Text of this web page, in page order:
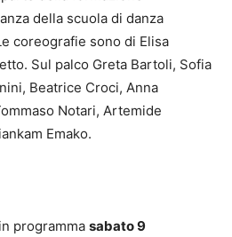
della scuola di danza
coreografie sono di Elisa
Sul palco Greta Bartoli, Sofia
Beatrice Croci, Anna
Notari, Artemide
Emako.
programma sabato 9